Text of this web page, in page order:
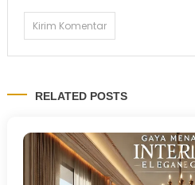
RELATED POSTS